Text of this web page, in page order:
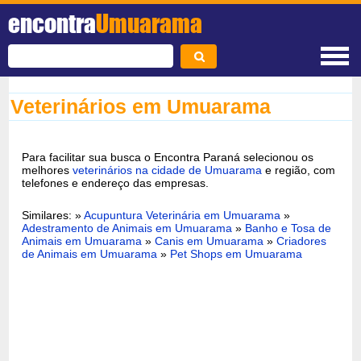
encontraUmuarama
Veterinários em Umuarama
Para facilitar sua busca o Encontra Paraná selecionou os
melhoresveterinários na cidade de Umuarama e região, com
telefones e endereço das empresas.
Similares: »Acupuntura Veterinária em Umuarama »
Adestramento de Animais em Umuarama » Banho e Tosa de
Animais em Umuarama »Canis em Umuarama »Criadores
de Animais em Umuarama » Pet Shops em Umuarama